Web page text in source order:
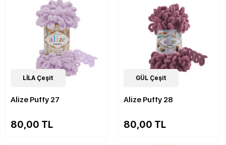
90Çeşit
LİLA Çeşit
Alize Puffy 27
80,00 TL
90Çeşit
GÜL Çeşit
Alize Puffy 28
80,00 TL